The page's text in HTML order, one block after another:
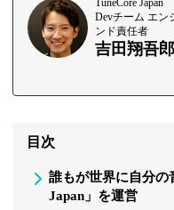
TuneCore Japan
Devチーム エン
ンド責任者
吉田翔吾
目次
誰もが世界に自分の
Japan」を運営